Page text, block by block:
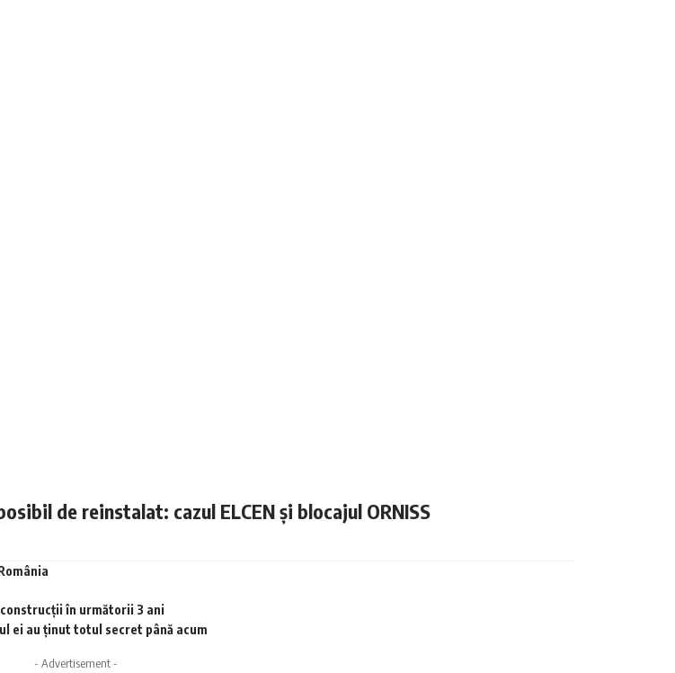
de reinstalat: cazul ELCEN și blocajul ORNISS
în următorii 3 ani
ei au ținut totul secret până acum
- Advertisement -